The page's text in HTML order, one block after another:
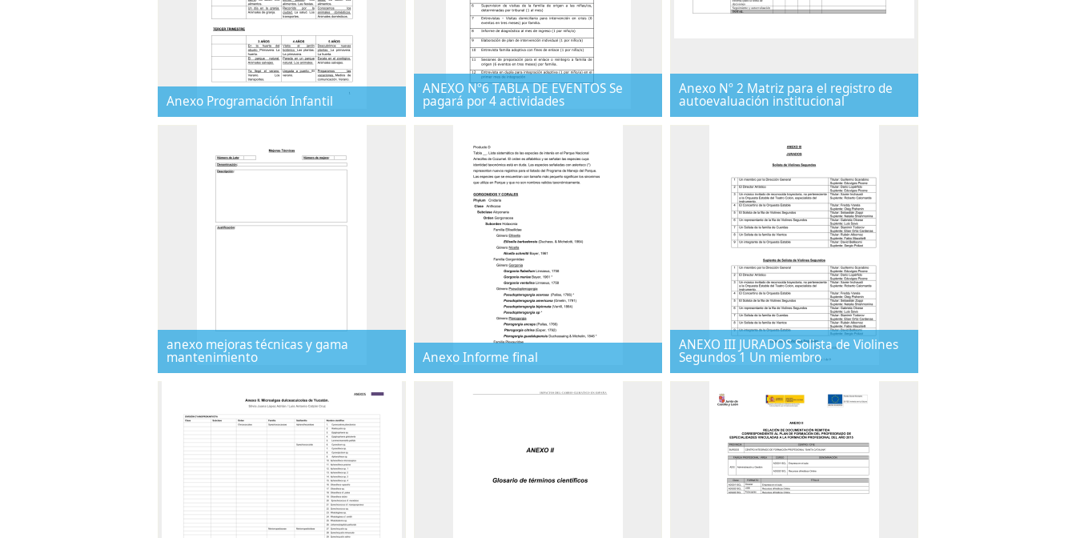
Anexo Programación Infantil
ANEXO Nº6 TABLA DE EVENTOS Se
pagará por 4 actividades
Anexo Nº 2 Matriz para el registro de
autoevaluación institucional
anexo mejoras técnicas y gama
mantenimiento Anexo Informe final
ANEXO III JURADOS Solista de Violines
Segundos 1 Un miembro